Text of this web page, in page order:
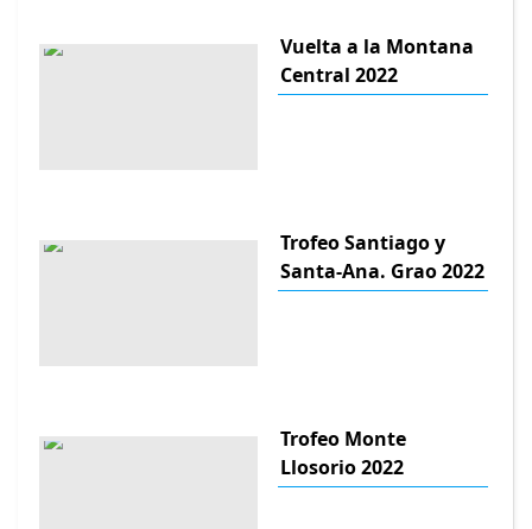
Vuelta a la Montana
Central 2022
Trofeo Santiago y
Santa-Ana. Grao 2022
Trofeo Monte
Llosorio 2022